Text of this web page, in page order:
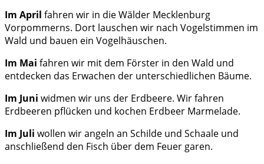
Im April fahren wir in die Wälder Mecklenburg
Vorpommerns. Dort lauschen wir nach Vogelstimmen im
Wald und bauen ein Vogelhäuschen.
Im Mai fahren wir mit dem Förster in den Wald und
entdecken das Erwachen der unterschiedlichen Bäume.
Im Juni widmen wir uns der Erdbeere. Wir fahren
Erdbeeren pflücken und kochen Erdbeer Marmelade.
Im Juli wollen wir angeln an Schilde und Schaale und
anschließend den Fisch über dem Feuer garen.